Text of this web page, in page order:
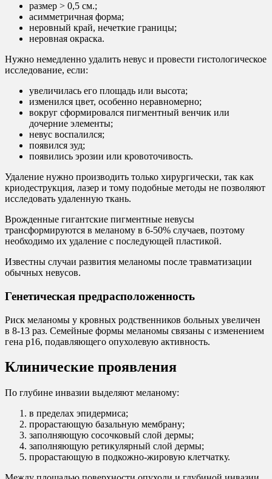
размер > 0,5 см.;
асимметричная форма;
неровный край, нечеткие границы;
неровная окраска.
Нужно немедленно удалить невус и провести гистологическое
исследование, если:
увеличилась его площадь или высота;
изменился цвет, особенно неравномерно;
вокруг сформировался пигментный венчик или
дочерние элементы;
невус воспалился;
появился зуд;
появились эрозии или кровоточивость.
Удаление нужно производить только хирургически, так как
криодеструкция, лазер и тому подобные методы не позволяют
исследовать удаленную ткань.
Врожденные гигантские пигментные невусы
трансформируются в меланому в 6-50% случаев, поэтому
необходимо их удаление с последующей пластикой.
Известны случаи развития меланомы после травматизации
обычных невусов.
Генетическая предрасположенность
Риск меланомы у кровных родственников больных увеличен
в 8-13 раз. Семейные формы меланомы связаны с изменением
гена р16, подавляющего опухолевую активность.
Клинические проявления
По глубине инвазии выделяют меланому:
в пределах эпидермиса;
прорастающую базальную мембрану;
заполняющую сосочковый слой дермы;
заполняющую ретикулярный слой дермы;
прорастающую в подкожно-жировую клетчатку.